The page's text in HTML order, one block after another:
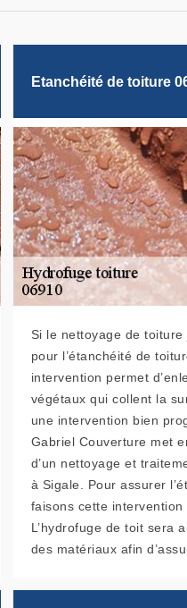
Etanchéité de toiture
Si le nettoyage de
pour l’étanchéité de
intervention permet
végétaux qui collent la
une intervention bien
Gabriel Couverture met
d’un nettoyage et
à Sigale. Pour assurer
faisons cette intervention
L’hydrofuge de toit sera
des matériaux afin